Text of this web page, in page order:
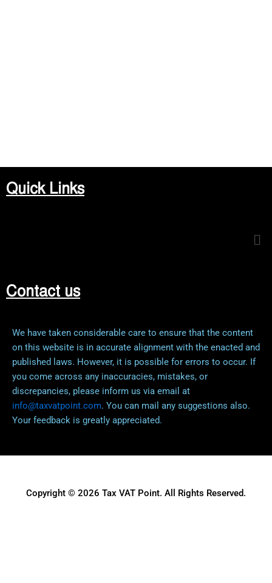
Quick Links
Contact us
We have taken considerable care to ensure that the content
on this website is in accurate alignment with the enacted and
published laws. However, it is possible for errors to occur. If
you come across any inaccuracies, mistakes, or
discrepancies, please inform us via email at
info@taxvatpoint.com. You can mail any suggestions also.
Your feedback is greatly appreciated.
Copyright © 2026 Tax VAT Point. All Rights Reserved.